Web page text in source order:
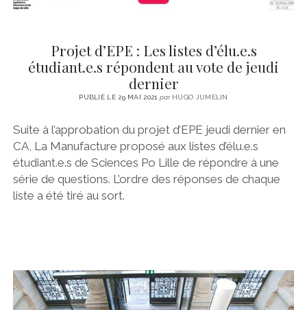
Projet d’EPE : Les listes d’élu.e.s
étudiant.e.s répondent au vote de jeudi
dernier
PUBLIÉ LE 29 MAI 2021 parHUGO JUMELIN
Suite à l’approbation du projet d’EPE jeudi dernier en
CA, La Manufacture proposé aux listes d’élu.e.s
étudiant.e.s de Sciences Po Lille de répondre à une
série de questions. L’ordre des réponses de chaque
liste a été tiré au sort.